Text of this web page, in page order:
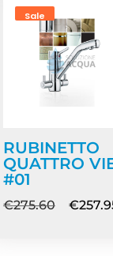
Sale
RUBINETTO
QUATTRO
#01
€275.60 €